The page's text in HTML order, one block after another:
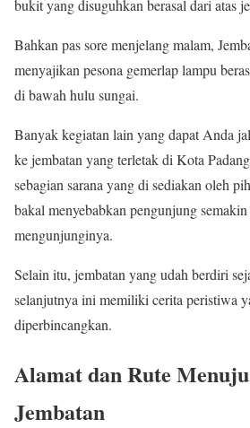
bukit yang disuguhkan berasal dari atas
Bahkan pas sore menjelang malam,
menyajikan pesona gemerlap lampu
di bawah hulu sungai.
Banyak kegiatan lain yang dapat Anda
ke jembatan yang terletak di Kota
sebagian sarana yang di sediakan oleh
bakal menyebabkan pengunjung
mengunjunginya.
Selain itu, jembatan yang udah berdiri
selanjutnya ini memiliki cerita peristiwa
diperbincangkan.
Alamat dan Rute
Jembatan